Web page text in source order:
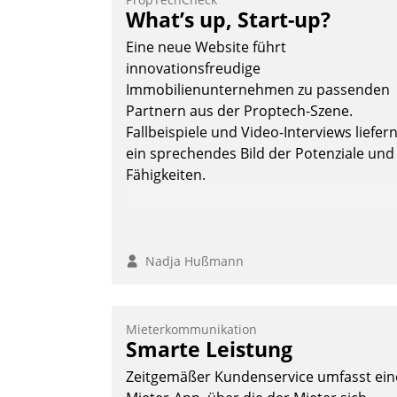
Teilnehmer kurzweilige Einblicke in
innovative Cloud-Strategien und -
Lösungen mit hohem Zukunftspotenzial.
Andreas Lerchner
What’s up, Start-up?
Eine neue Website führt
innovationsfreudige
Immobilienunternehmen zu passenden
Partnern aus der Proptech-Szene.
Fallbeispiele und Video-Interviews liefern
ein sprechendes Bild der Potenziale und
Fähigkeiten.
Nadja Hußmann
Mieterkommunikation
Smarte Leistung
Zeitgemäßer Kundenservice umfasst